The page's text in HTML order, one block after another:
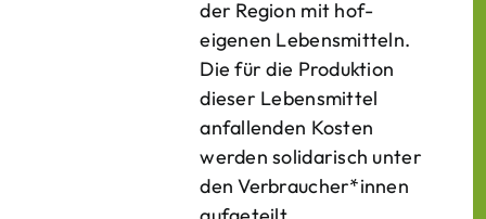
der Region mit hof­
eigenen Lebens­mitteln.
Die für die Produktion
dieser Lebens­mittel
anfallenden Kosten
werden solidarisch unter
den Verbraucher*­innen